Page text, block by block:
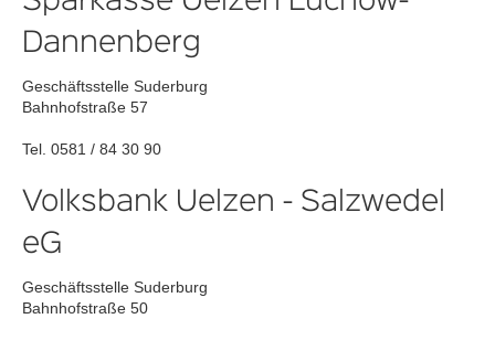
Dannenberg
Geschäftsstelle Suderburg
Bahnhofstraße 57
Tel. 0581 / 84 30 90
Volksbank Uelzen - Salzwedel
eG
Geschäftsstelle Suderburg
Bahnhofstraße 50